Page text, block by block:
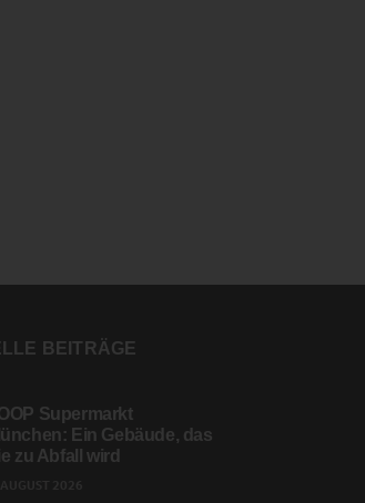
BEITRÄGE
Supermarkt
Ein Gebäude, das
zu Abfall wird